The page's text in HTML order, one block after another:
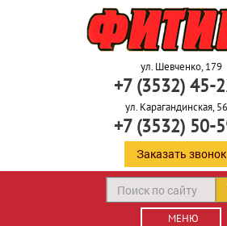
ул. Шевченко, 179
+7 (3532) 45-
ул. Карагандинская,
+7 (3532) 50-
Заказать звонок
МЕНЮ